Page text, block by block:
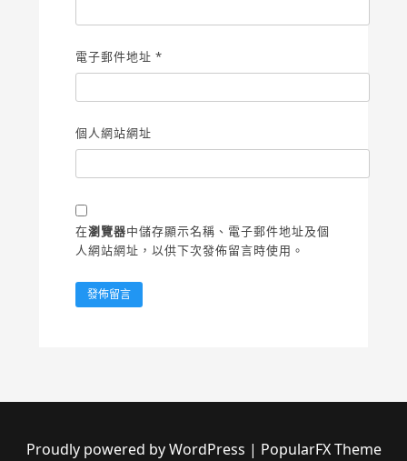
電子郵件地址 *
個人網站網址
在瀏覽器中儲存顯示名稱、電子郵件地址及個
人網站網址，以供下次發佈留言時使用。
Proudly powered by WordPress | PopularFX Theme